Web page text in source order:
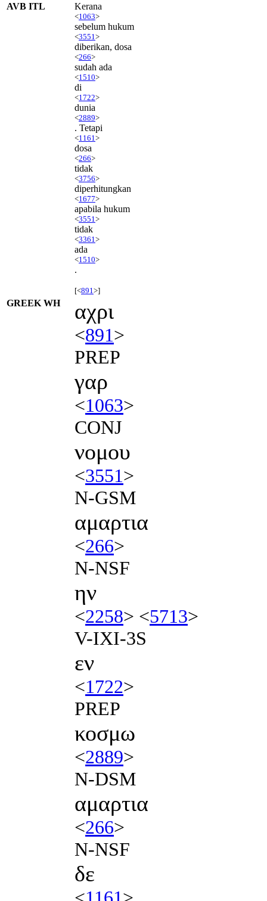
AVB ITL
Kerana
<1063>
sebelum hukum
<3551 >
diberikan, dosa
<266>
sudah ada
<1510>
di
<1722>
dunia
<2889>
. Tetapi
<1161 >
dosa
<266>
tidak
<3756>
diperhitungkan
<1677>
apabila hukum
<3551 >
tidak
<3361 >
ada
<1510>
.
[<891 >]
GREEK WH αχρι
<891>
PREP
γαρ
<1063>
CONJ
νομου
<3551>
N-GSM
αμαρτια
<266>
N-NSF
ην
<2258> <5713>
V-IXI-3S
εν
<1722>
PREP
κοσμω
<2889>
N-DSM
αμαρτια
<266>
N-NSF
δε